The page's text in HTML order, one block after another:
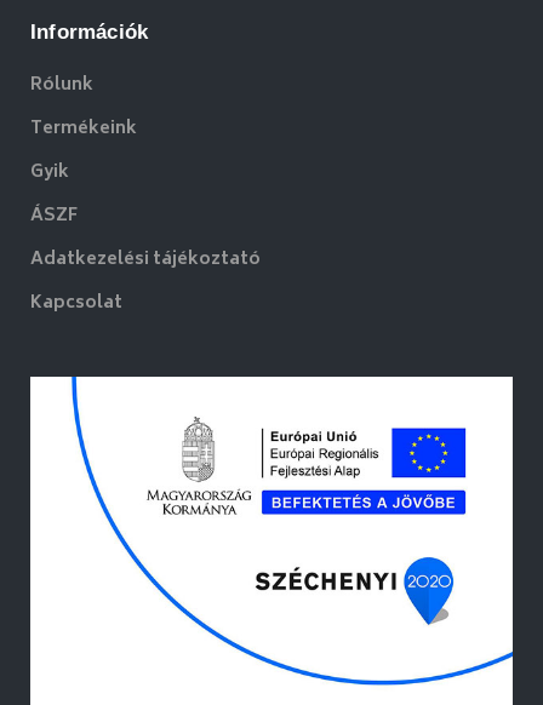
Információk
Rólunk
Termékeink
Gyik
ÁSZF
Adatkezelési tájékoztató
Kapcsolat